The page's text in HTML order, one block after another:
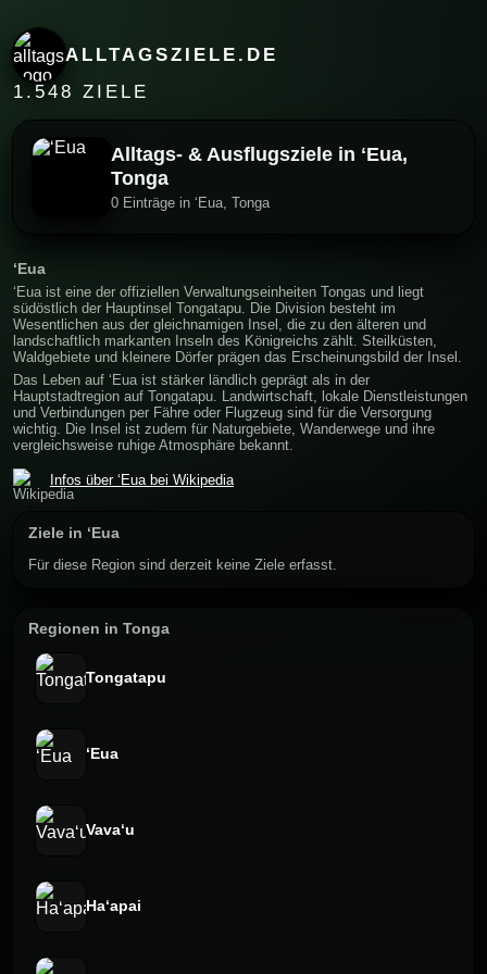
ALLTAGSZIELE.DE
1.548 ZIELE
Alltags- & Ausflugsziele in ʻEua,
Tonga
0 Einträge in ʻEua, Tonga
ʻEua
ʻEua ist eine der offiziellen Verwaltungseinheiten Tongas und liegt
südöstlich der Hauptinsel Tongatapu. Die Division besteht im
Wesentlichen aus der gleichnamigen Insel, die zu den älteren und
landschaftlich markanten Inseln des Königreichs zählt. Steilküsten,
Waldgebiete und kleinere Dörfer prägen das Erscheinungsbild der Insel.
Das Leben auf ʻEua ist stärker ländlich geprägt als in der
Hauptstadtregion auf Tongatapu. Landwirtschaft, lokale Dienstleistungen
und Verbindungen per Fähre oder Flugzeug sind für die Versorgung
wichtig. Die Insel ist zudem für Naturgebiete, Wanderwege und ihre
vergleichsweise ruhige Atmosphäre bekannt.
Infos über ʻEua bei Wikipedia
Ziele in ʻEua
Für diese Region sind derzeit keine Ziele erfasst.
Regionen in Tonga
Tongatapu
ʻEua
Vavaʻu
Haʻapai